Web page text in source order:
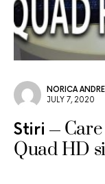
NORICA ANDREI
JULY 7, 2020
Stiri
Quad HD